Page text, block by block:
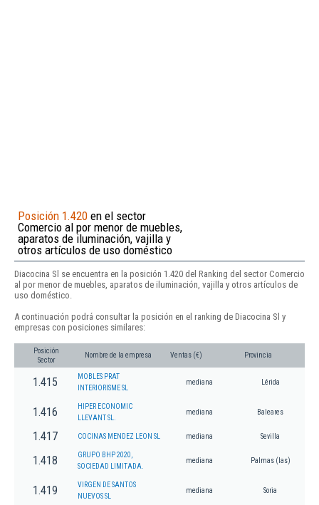
Posición 1.420 en el sector
Comercio al por menor de muebles,
aparatos de iluminación, vajilla y
otros artículos de uso doméstico
Diacocina Sl se encuentra en la posición 1.420 del Ranking del sector Comercio
al por menor de muebles, aparatos de iluminación, vajilla y otros artículos de
uso doméstico.
A continuación podrá consultar la posición en el ranking de Diacocina Sl y
empresas con posiciones similares:
Posición
Sector
Nombre de la empresa Ventas (€) Provincia
1.415
MOBLES PRAT
INTERIORISME SL
mediana Lérida
1.416
HIPER ECONOMIC
LLEVANT SL.
mediana Baleares
1.417 COCINAS MENDEZ LEON SL mediana Sevilla
1.418
GRUPO BHP 2020,
SOCIEDAD LIMITADA.
mediana Palmas (las)
1.419
VIRGEN DE SANTOS
NUEVOS SL
mediana Soria